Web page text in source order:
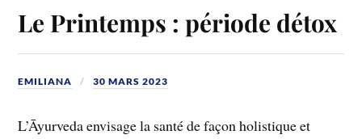
Le Printemps : période détox
EMILIANA 30 MARS 2023
L’Āyurveda envisage la santé de façon holistique et